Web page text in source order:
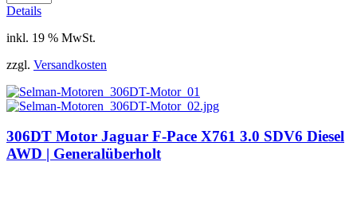
Details
inkl. 19 % MwSt.
zzgl. Versandkosten
306DT Motor Jaguar F-Pace X761 3.0 SDV6 Diesel
AWD | Generalüberholt